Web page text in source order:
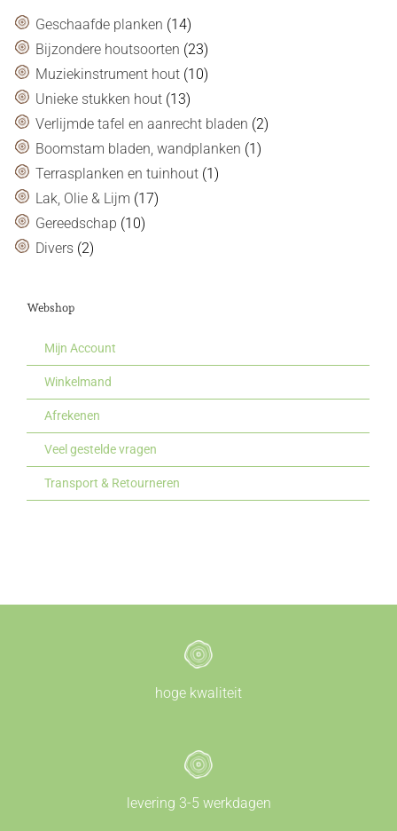
Geschaafde planken (14)
Bijzondere houtsoorten (23)
Muziekinstrument hout (10)
Unieke stukken hout (13)
Verlijmde tafel en aanrecht bladen (2)
Boomstam bladen, wandplanken (1)
Terrasplanken en tuinhout (1)
Lak, Olie & Lijm (17)
Gereedschap (10)
Divers (2)
Webshop
Mijn Account
Winkelmand
Afrekenen
Veel gestelde vragen
Transport & Retourneren
hoge kwaliteit
levering 3-5 werkdagen